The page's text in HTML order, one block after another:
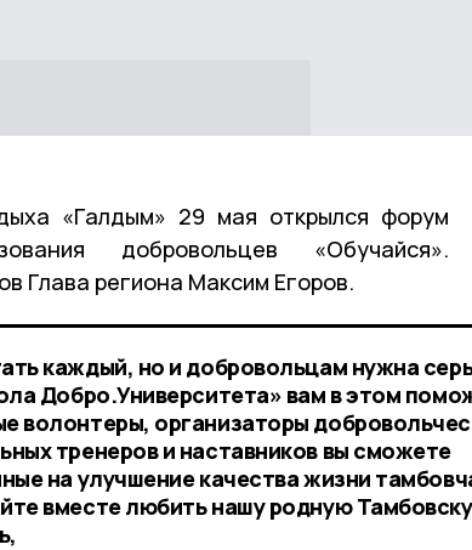
«Галдым» 29 мая открылся форум
добровольцев «Обучайся».
Глава региона Максим Егоров.
каждый, но и добровольцам нужна
Добро.Университета» вам в этом
волонтеры, организаторы
тренеров и наставников вы сможете
на улучшение качества жизни
вместе любить нашу родную